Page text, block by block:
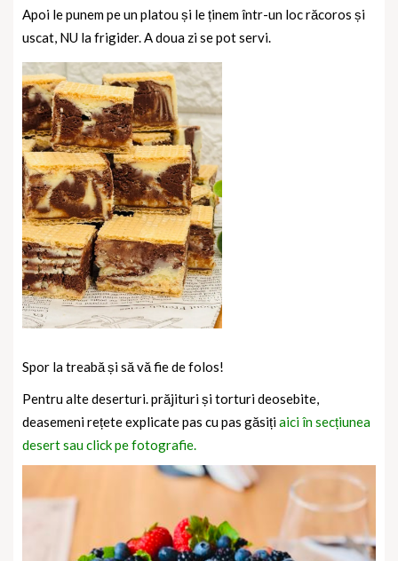
Apoi le punem pe un platou și le ținem într-un loc răcoros și
uscat, NU la frigider. A doua zi se pot servi.
Spor la treabă și să vă fie de folos!
Pentru alte deserturi. prăjituri și torturi deosebite,
deasemeni rețete explicate pas cu pas găsițiaici în secțiunea
desert sau click pe fotografie.